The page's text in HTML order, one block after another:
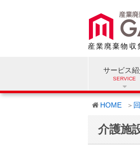
産業廃棄物収
サービス紹
HOME
介護施